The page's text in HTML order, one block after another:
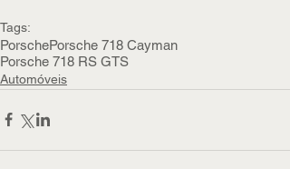
Tags:
PorschePorsche 718 Cayman
Porsche 718 RS GTS
Automóveis